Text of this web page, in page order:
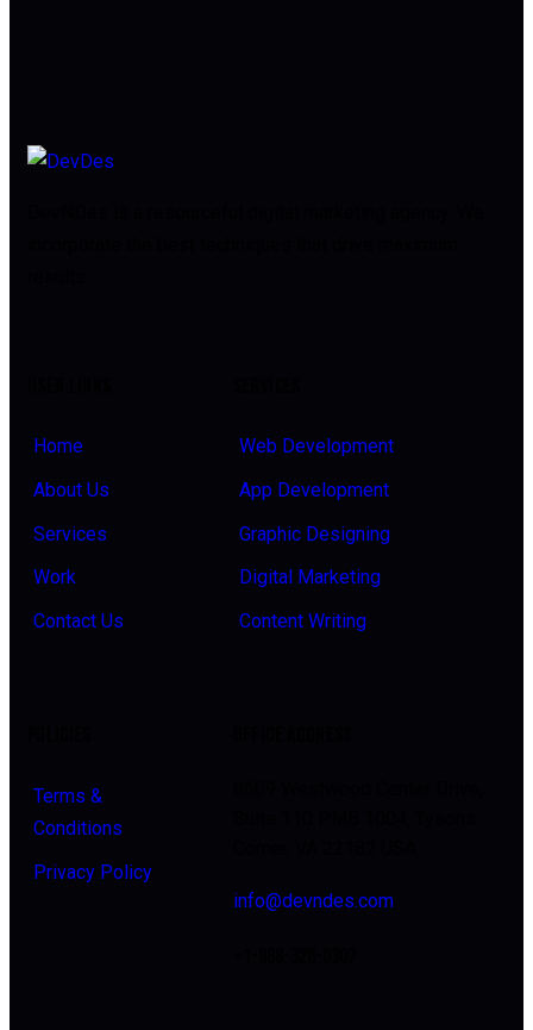
Home
About Us
Services
Work
Contact Us
Web Development
App Development
Graphic Designing
Digital Marketing
Content Writing
Terms &
Conditions
Privacy Policy
info@devndes.com